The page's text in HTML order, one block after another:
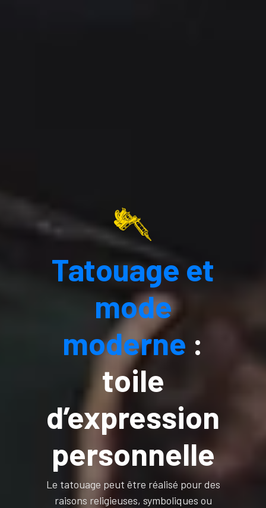
Tatouage et
mode
moderne :
toile
d’expression
personnelle
Le tatouage peut être réalisé pour des
raisons religieuses, symboliques ou